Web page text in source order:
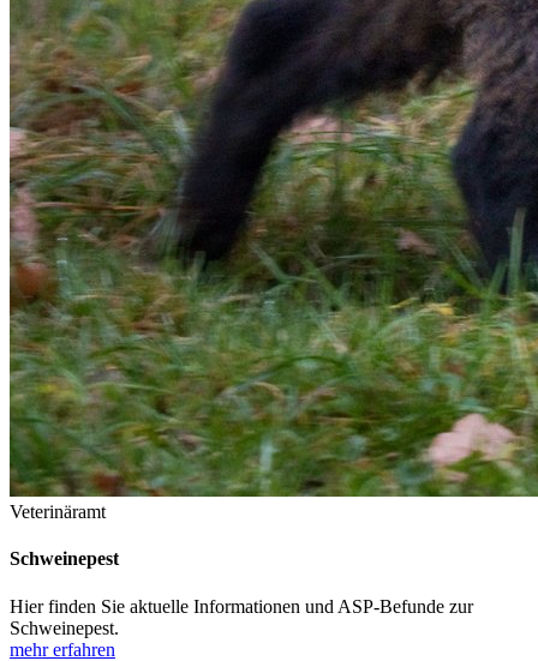
Veterinäramt
Schweinepest
Hier finden Sie aktuelle Informationen und ASP-Befunde zur
Schweinepest.
mehr erfahren